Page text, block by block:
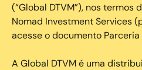
(“Global DTVM”), nos
Nomad Investment Services
acesse o documento Parceria
A Global DTVM é uma